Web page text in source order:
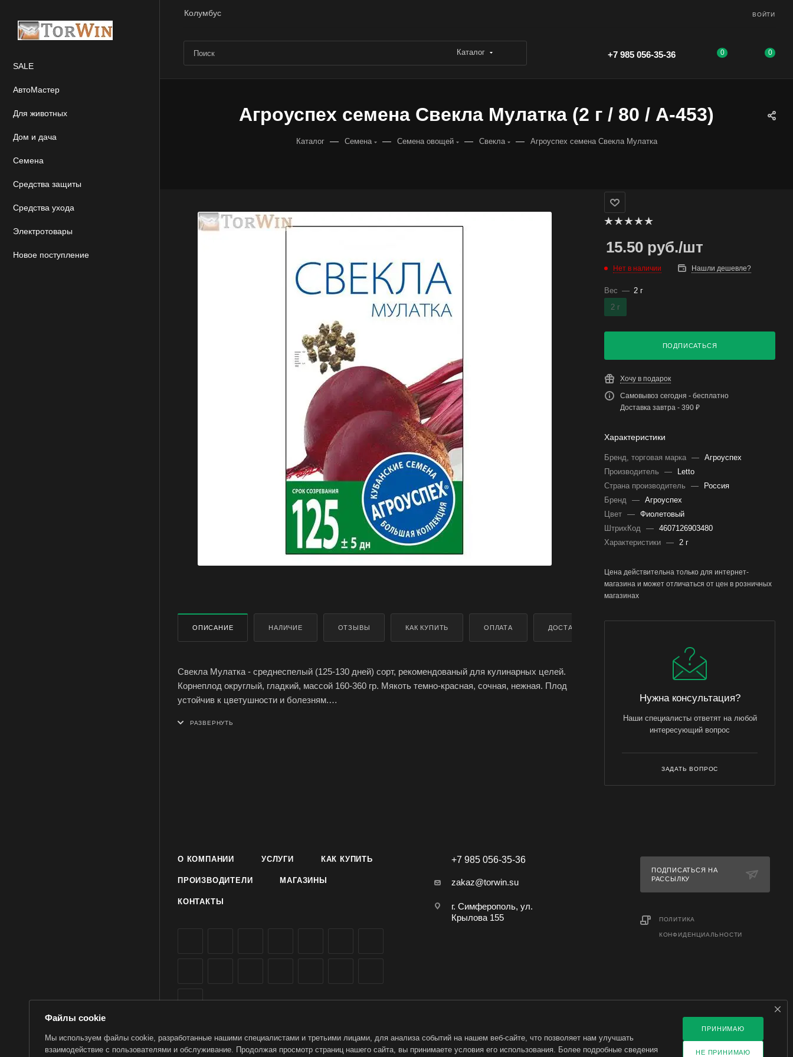
Колумбус ВОЙТИ
Каталог +7 985 056-35-36 0 0
SALE
АвтоМастер
Для животных
Дом и дача
Семена
Средства защиты
Средства ухода
Электротовары
Новое поступление
Агроуспех семена Свекла Мулатка (2 г / 80 / А-453)
Каталог — Семена — Семена овощей — Свекла — Агроуспех семена Свекла Мулатка
ОПИСАНИЕ НАЛИЧИЕ ОТЗЫВЫ КАК КУПИТЬ ОПЛАТА ДОСТАВКА
Свекла Мулатка - среднеспелый (125-130 дней) сорт, рекомендованый для кулинарных целей.
Корнеплод округлый, гладкий, массой 160-360 гр. Мякоть темно-красная, сочная, нежная. Плод
устойчив к цветушности и болезням.
Семена свеклы сорта Мулатка производителя Агроуспех ТД Летто (Letto) можно заказать и
15.50 руб./шт
Нет в наличии Нашли дешевле?
Вес — 2 г
2 г
ПОДПИСАТЬСЯ
Хочу в подарок
Самовывоз сегодня - бесплатно
Доставка завтра - 390 ₽
Характеристики
Бренд, торговая марка — Агроуспех
Производитель
—
Letto
Страна производитель
—
Россия
Бренд — Агроуспех
Цвет — Фиолетовый
ШтрихКод — 4607126903480
Характеристики — 2 г
Цена действительна только для интернет-
магазина и может отличаться от цен в розничных
магазинах
Нужна консультация?
Наши специалисты ответят на любой
интересующий вопрос
ЗАДАТЬ ВОПРОС
О КОМПАНИИ УСЛУГИ КАК КУПИТЬ
ПРОИЗВОДИТЕЛИ МАГАЗИНЫ
КОНТАКТЫ
+7 985 056-35-36
zakaz@torwin.su
г. Симферополь, ул.
Крылова 155
ПОДПИСАТЬСЯ НА
РАССЫЛКУ
ПОЛИТИКА
КОНФИДЕНЦИАЛЬНОСТИ
Файлы cookie
Мы используем файлы cookie, разработанные нашими специалистами и третьими лицами, для анализа событий на нашем веб-сайте, что позволяет нам улучшать
взаимодействие с пользователями и обслуживание. Продолжая просмотр страниц нашего сайта, вы принимаете условия его использования. Более подробные сведения
ПРИНИМАЮ
НЕ ПРИНИМАЮ